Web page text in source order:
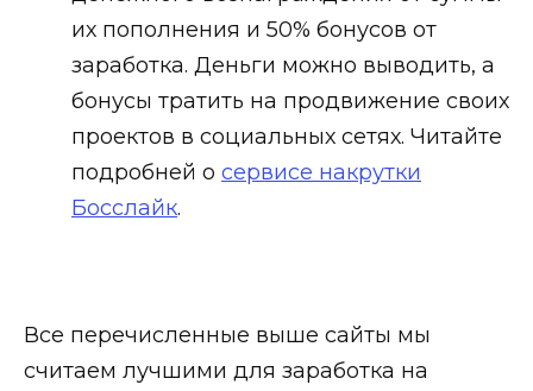
их пополнения и 50% бонусов от
заработка. Деньги можно выводить, а
бонусы тратить на продвижение своих
проектов в социальных сетях. Читайте
подробней о сервисе накрутки
Босслайк.
Все перечисленные выше сайты мы
считаем лучшими для заработка на